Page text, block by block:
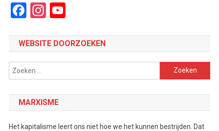
Facebook
Instagram
YouTube
WEBSITE DOORZOEKEN
Zoeken
naar:
MARXISME
Het kapitalisme leert ons niet hoe we het kunnen bestrijden. Dat